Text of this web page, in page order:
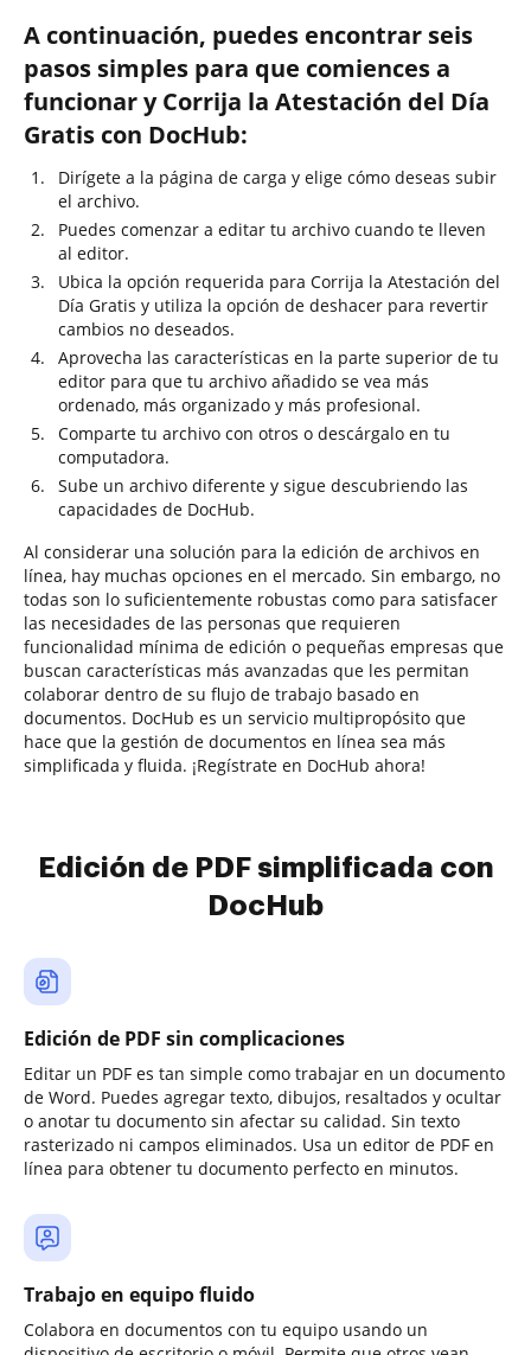
A continuación, puedes encontrar seis
pasos simples para que comiences a
funcionar y Corrija la Atestación del Día
Gratis con DocHub:
Dirígete a la página de carga y elige cómo deseas subir
el archivo.
Puedes comenzar a editar tu archivo cuando te lleven
al editor.
Ubica la opción requerida para Corrija la Atestación del
Día Gratis y utiliza la opción de deshacer para revertir
cambios no deseados.
Aprovecha las características en la parte superior de tu
editor para que tu archivo añadido se vea más
ordenado, más organizado y más profesional.
Comparte tu archivo con otros o descárgalo en tu
computadora.
Sube un archivo diferente y sigue descubriendo las
capacidades de DocHub.
Al considerar una solución para la edición de archivos en
línea, hay muchas opciones en el mercado. Sin embargo, no
todas son lo suficientemente robustas como para satisfacer
las necesidades de las personas que requieren
funcionalidad mínima de edición o pequeñas empresas que
buscan características más avanzadas que les permitan
colaborar dentro de su flujo de trabajo basado en
documentos. DocHub es un servicio multipropósito que
hace que la gestión de documentos en línea sea más
simplificada y fluida. ¡Regístrate en DocHub ahora!
Edición de PDF simplificada con
DocHub
Edición de PDF sin complicaciones
Editar un PDF es tan simple como trabajar en un documento
de Word. Puedes agregar texto, dibujos, resaltados y ocultar
o anotar tu documento sin afectar su calidad. Sin texto
rasterizado ni campos eliminados. Usa un editor de PDF en
línea para obtener tu documento perfecto en minutos.
Trabajo en equipo fluido
Colabora en documentos con tu equipo usando un